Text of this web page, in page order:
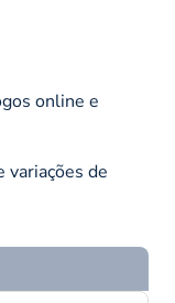
online e
variações de